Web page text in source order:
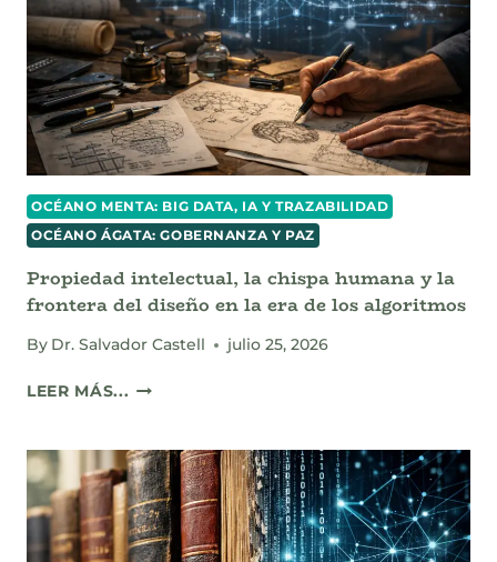
OCÉANO MENTA: BIG DATA, IA Y TRAZABILIDAD
OCÉANO ÁGATA: GOBERNANZA Y PAZ
Propiedad intelectual, la chispa humana y la
frontera del diseño en la era de los algoritmos
By Dr. Salvador Castell julio 25, 2026
LEER MÁS... PROPIEDAD
CHISPA
HUMANA
Y
LA
FRONTERA